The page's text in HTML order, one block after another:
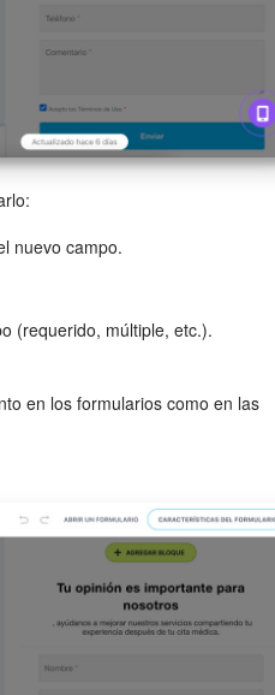
nuevo campo.
(requerido, múltiple, etc.).
en los formularios como en las